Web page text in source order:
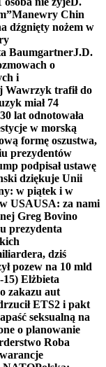
Manewry Chin
dźgnięty nożem w
BaumgartnerJ.D.
o
i
Wawrzyk trafił do
miał 74
lat odnotowała
w morską
formę oszustwa,
prezydentów
podpisał ustawę
dziękuje Unii
w piątek i w
USAUSA: za nami
Greg Bovino
prezydenta
dziś
pozew na 10 mld
15) Elżbieta
zakazu aut
ETS2 i pakt
seksualną na
o planowanie
Roba